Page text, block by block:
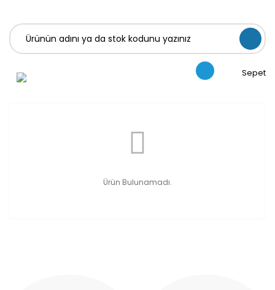
Sepet
Ürün Bulunamadı.